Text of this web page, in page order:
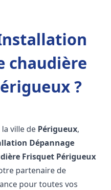
chaudière
?
la ville de Périgueux,
Dépannage
Frisquet Périgueux
partenaire de
pour toutes vos